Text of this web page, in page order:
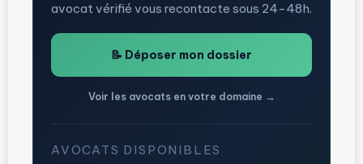
avocat vérifié vous recontacte sous 24-48h.
📝 Déposer mon dossier
Voir les avocats en votre domaine →
AVOCATS DISPONIBLES